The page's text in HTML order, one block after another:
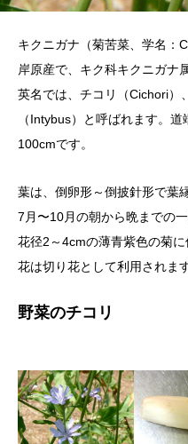
キクニガナ（菊苦菜、学名：
岸原産で、キク科キクニガナ
英名では、チコリ（Cichori）
（Intybus）と呼ばれます。
100cmです。
葉は、倒卵形～倒披針形で葉
7月〜10月の朝から晩までの
花径2～4cmの薄青紫色の菊に
花は切り花として利用されます
野菜のチコリ